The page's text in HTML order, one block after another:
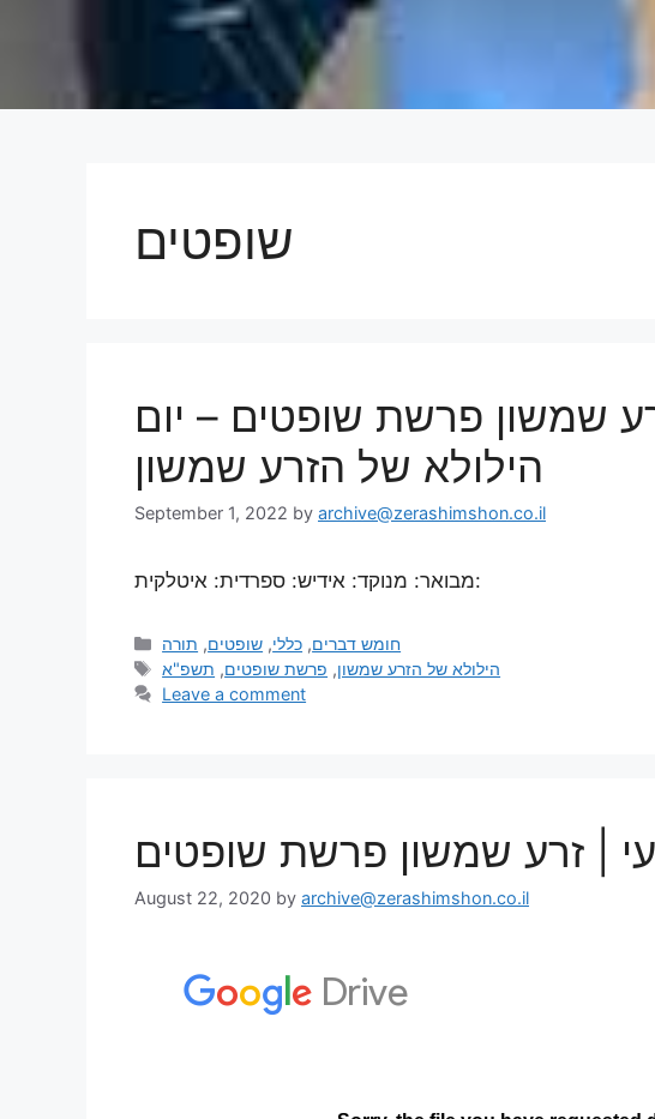
שופטים
שמשון פרשת שופטים – יום
הילולא של הזרע שמשון
September 1, 2022 by archive@zerashimshon.co.il
מבואר: מנוקד: אידיש: ספרדית: איטלקית:
חומש דברים, כללי, שופטים, תורה
הילולא של הזרע שמשון, פרשת שופטים, תשפ"א
Leave a comment
| זרע שמשון פרשת שופטים
August 22, 2020 by archive@zerashimshon.co.il